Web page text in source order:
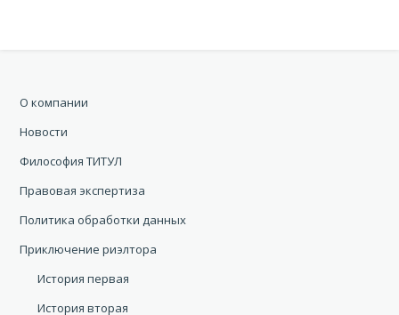
О компании
Новости
Философия ТИТУЛ
Правовая экспертиза
Политика обработки данных
Приключение риэлтора
История первая
История вторая